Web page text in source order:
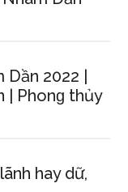
Dần 2022 |
| Phonɡ thủy
hay dữ,